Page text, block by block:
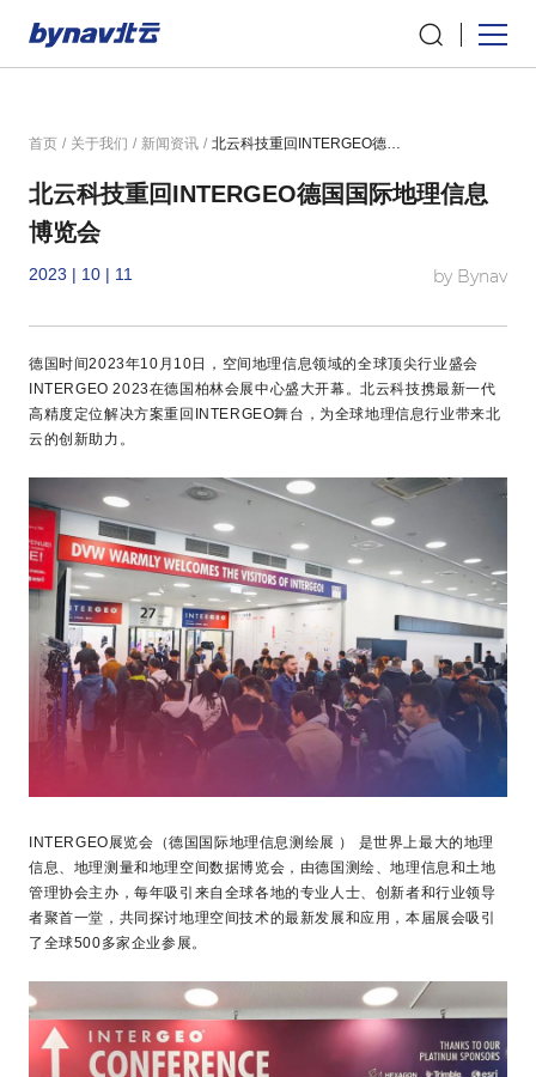
首页 / 关于我们 / 新闻资讯 / 北云科技重回INTERGEO德国国际地理信息博览会
北云科技重回INTERGEO德国国际地理信息
博览会
2023 | 10 | 11 by Bynav
德国时间2023年10月10日，空间地理信息领域的全球顶尖行业盛会
INTERGEO 2023在德国柏林会展中心盛大开幕。北云科技携最新一代
高精度定位解决方案重回INTERGEO舞台，为全球地理信息行业带来北
云的创新助力。
INTERGEO展览会（德国国际地理信息测绘展 ） 是世界上最大的地理
信息、地理测量和地理空间数据博览会，由德国测绘、地理信息和土地
管理协会主办，每年吸引来自全球各地的专业人士、创新者和行业领导
者聚首一堂，共同探讨地理空间技术的最新发展和应用，本届展会吸引
了全球500多家企业参展。